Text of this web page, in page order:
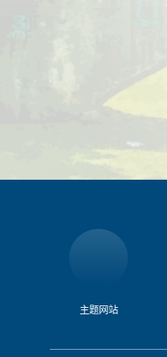
主题网站